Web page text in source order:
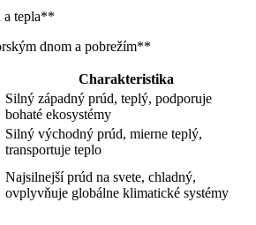
a tepla**
dnom a pobrežím**
Charakteristika
Silný západný prúd, teplý, podporuje
bohaté ekosystémy
Silný východný prúd, mierne teplý,
transportuje teplo
Najsilnejší prúd na svete, chladný,
ovplyvňuje globálne klimatické systémy